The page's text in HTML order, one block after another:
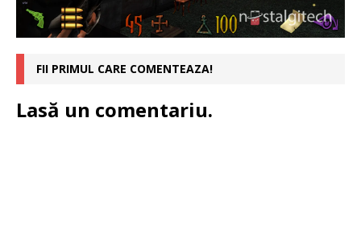
FII PRIMUL CARE COMENTEAZA!
Lasă un comentariu.